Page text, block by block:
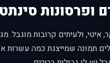
ולעיתים קרובות מוגבל.
תמונה שמייצגת כמה עשרות